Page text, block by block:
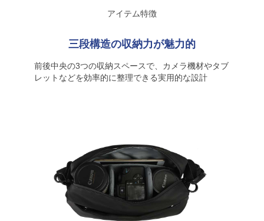
アイテム特徴
三段構造の収納力が魅力的
前後中央の3つの収納スペースで、カメラ機材やタブ
レットなどを効率的に整理できる実用的な設計